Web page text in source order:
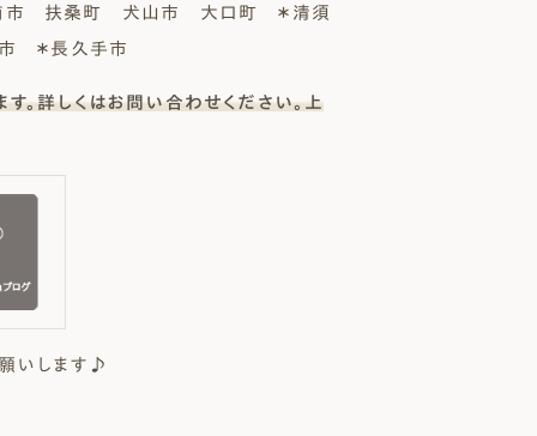
扶桑町 犬山市 大口町 ＊清須
＊長久手市
。詳しくはお問い合わせください。上
いします♪